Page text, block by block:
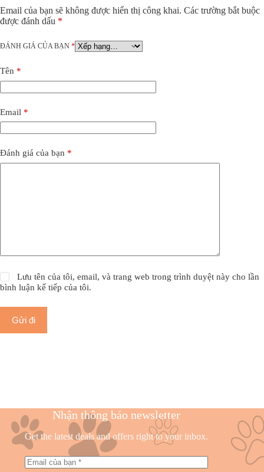
Email của bạn sẽ không được hiển thị công khai. Các trường bắt buộc
được đánh dấu *
ĐÁNH GIÁ CỦA BẠN *
Tên *
Email *
Đánh giá của bạn *
Lưu tên của tôi, email, và trang web trong trình duyệt này cho lần
bình luận kế tiếp của tôi.
Gửi đi
Nhận thông báo newsletter
Get the latest deals and offers right to your inbox.